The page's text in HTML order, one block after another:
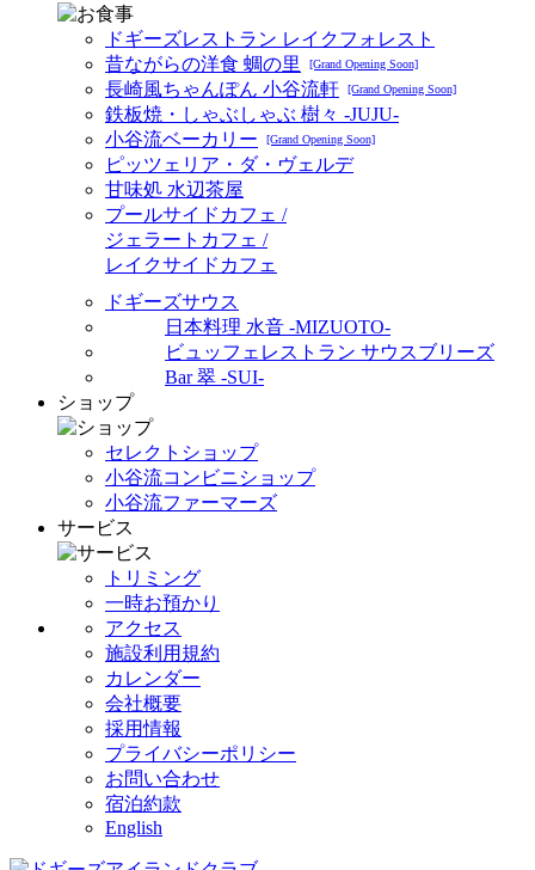
ドギーズレストラン レイクフォレスト
昔ながらの洋食 蜩の里
[Grand Opening Soon]
長崎風ちゃんぽん 小谷流軒 [Grand Opening Soon]
鉄板焼・しゃぶしゃぶ 樹々 -JUJU-
小谷流ベーカリー
[Grand Opening Soon]
ピッツェリア・ダ・ヴェルデ
甘味処 水辺茶屋
プールサイドカフェ /
ジェラートカフェ /
レイクサイドカフェ
ドギーズサウス
日本料理 水音 -MIZUOTO-
ビュッフェレストラン サウスブリーズ
Bar 翠 -SUI-
ショップ
セレクトショップ
小谷流コンビニショップ
小谷流ファーマーズ
サービス
トリミング
一時お預かり
アクセス
施設利用規約
カレンダー
会社概要
採用情報
プライバシーポリシー
お問い合わせ
宿泊約款
English